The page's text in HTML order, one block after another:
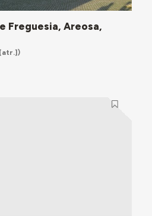
Freguesia, Areosa,